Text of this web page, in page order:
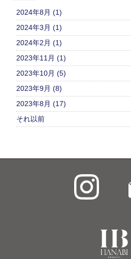
2024年8月 (1)
2024年3月 (1)
2024年2月 (1)
2023年11月 (1)
2023年10月 (5)
2023年9月 (8)
2023年8月 (17)
それ以前